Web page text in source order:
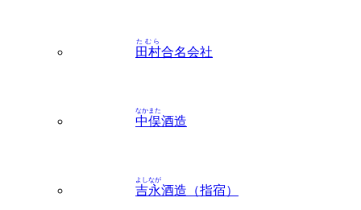
田村
たむら
合名会社
中俣
なかまた
酒造
吉永
よしなが
酒造（指宿）